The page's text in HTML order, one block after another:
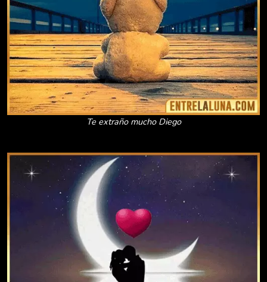
Te extraño mucho Diego